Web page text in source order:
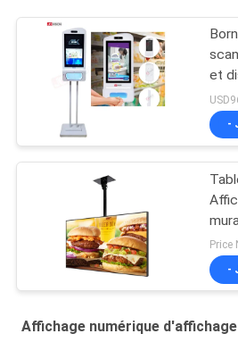
et
-
Price
-
Affichage numérique